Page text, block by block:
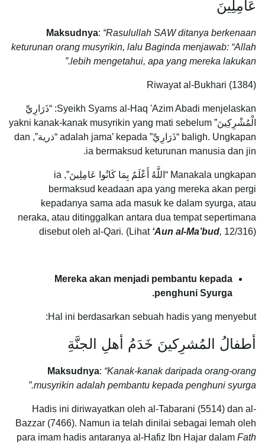
عَامِلِينَ
Maksudnya: “Rasulullah SAW ditanya berkenaan
keturunan orang musyrikin, lalu Baginda menjawab: “Allah
lebih mengetahui, apa yang mereka lakukan.”
Riwayat al-Bukhari (1384)
Syeikh Syams al-Haq 'Azim Abadi menjelaskan: “ذَرَارِيِّ
الْمُشْرِكِينَ” yakni kanak-kanak musyrikin yang mati sebelum
baligh. Ungkapan “ذَرَارِيِّ” adalah jama’ kepada “ذرية”, dan
ia bermaksud keturunan manusia dan jin.
Manakala ungkapan “اللَّهُ أَعْلَمُ بِمَا كَانُوا عَامِلِينَ”, ia
bermaksud keadaan apa yang mereka akan pergi
kepadanya sama ada masuk ke dalam syurga, atau
neraka, atau ditinggalkan antara dua tempat sepertimana
disebut oleh al-Qari. (Lihat ‘Aun al-Ma’bud, 12/316)
Mereka akan menjadi pembantu kepada
penghuni Syurga.
Hal ini berdasarkan sebuah hadis yang menyebut:
أطفالُ المُشرِكينَ خَدَمُ أهلِ الجنَّةِ
Maksudnya: “Kanak-kanak daripada orang-orang
musyrikin adalah pembantu kepada penghuni syurga.”
Hadis ini diriwayatkan oleh al-Tabarani (5514) dan al-
Bazzar (7466). Namun ia telah dinilai sebagai lemah oleh
para imam hadis antaranya al-Hafiz Ibn Hajar dalam Fath